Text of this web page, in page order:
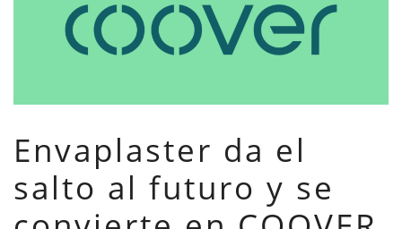
Envaplaster da el
salto al futuro y se